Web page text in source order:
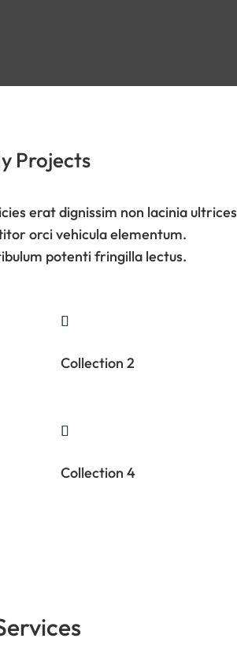
Projects
erat dignissim non lacinia
orci vehicula elementum.
potenti fringilla lectus.
Collection 2
Collection 4